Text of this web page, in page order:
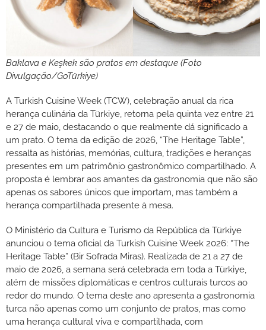
Baklava e Keşkek são pratos em destaque (Foto
Divulgação/GoTürkiye)
A Turkish Cuisine Week (TCW), celebração anual da rica
herança culinária da Türkiye, retorna pela quinta vez entre 21
e 27 de maio, destacando o que realmente dá significado a
um prato. O tema da edição de 2026, “The Heritage Table”,
ressalta as histórias, memórias, cultura, tradições e heranças
presentes em um patrimônio gastronômico compartilhado. A
proposta é lembrar aos amantes da gastronomia que não são
apenas os sabores únicos que importam, mas também a
herança compartilhada presente à mesa.
O Ministério da Cultura e Turismo da República da Türkiye
anunciou o tema oficial da Turkish Cuisine Week 2026: “The
Heritage Table” (Bir Sofrada Miras). Realizada de 21 a 27 de
maio de 2026, a semana será celebrada em toda a Türkiye,
além de missões diplomáticas e centros culturais turcos ao
redor do mundo. O tema deste ano apresenta a gastronomia
turca não apenas como um conjunto de pratos, mas como
uma herança cultural viva e compartilhada, com